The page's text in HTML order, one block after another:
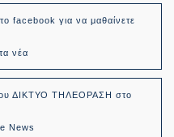
facebook για να μαθαίνετε
νέα
του ΔΙΚΤΥΟ ΤΗΛΕΟΡΑΣΗ στο
News